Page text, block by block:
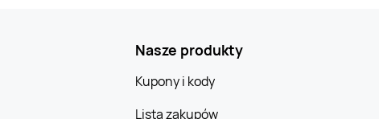
Nasze produkty
Kupony i kody
Lista zakupów